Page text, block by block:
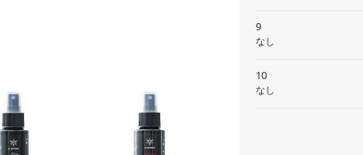
9
なし
10
なし